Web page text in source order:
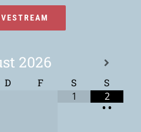
2026
D F S S
1
2
••